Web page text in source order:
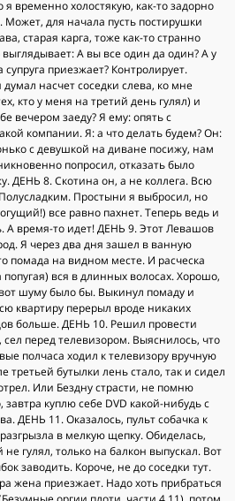
я временно холостякую, как-то задорно
для начала пусть постирушки
старая карга, тоже как-то странно
А вы все один да один? А у
супруга приезжает? Контролирует.
насчет соседки слева, ко мне
кто у меня на третий день гулял) и
вечером заеду? Я ему: опять с
компании. Я: а что делать будем? Он:
с девушкой на диване посижу, нам
попросил, отказать было
ДЕНЬ 8. Скотина он, а не коллега. Всю
Простыни я выбросил, но
все равно пахнет. Теперь ведь и
А время-то идет! ДЕНЬ 9. Этот Левашов
Я через два дня зашел в ванную
помада на видном месте. И расческа
вся в длинных волосах. Хорошо,
шуму было бы. Выкинул помаду и
квартиру перерыл вроде никаких
больше. ДЕНЬ 10. Решил провести
перед телевизором. Выяснилось, что
полчаса ходил к телевизору вручную
третьей бутылки лень стало, так и сидел
Или Бездну страсти, не помню
куплю себе DVD какой-нибудь с
ДЕНЬ 11. Оказалось, пульт собачка к
в мелкую щепку. Обиделась,
гулял, только на балкон выпускал. Вот
заводить. Короче, не до соседки тут.
жена приезжает. Надо хоть прибраться